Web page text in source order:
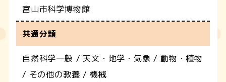
富山市科学博物館
共通分類
自然科学一般 / 天文・地学・気象 / 動物・植物
/ その他の教養 / 機械